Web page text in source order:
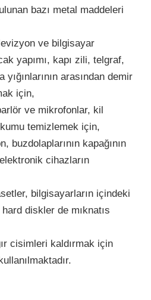
bazı metal maddeleri
ve bilgisayar
yapımı, kapı zili, telgraf,
yığınlarının arasından demir
için,
ve mikrofonlar, kil
temizlemek için,
buzdolaplarının kapağının
cihazların
bilgisayarların içindeki
diskler de mıknatıs
cisimleri kaldırmak için